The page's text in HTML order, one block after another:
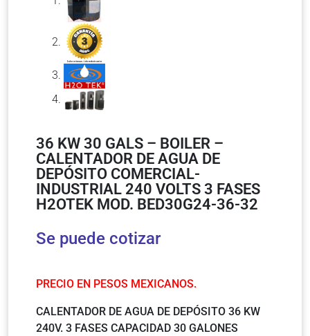
36 KW 30 GALS – BOILER –
CALENTADOR DE AGUA DE
DEPÓSITO COMERCIAL-
INDUSTRIAL 240 VOLTS 3 FASES
H2OTEK MOD. BED30G24-36-32
Se puede cotizar
PRECIO EN PESOS MEXICANOS.
CALENTADOR DE AGUA DE DEPÓSITO 36 KW
240V. 3 FASES CAPACIDAD 30 GALONES